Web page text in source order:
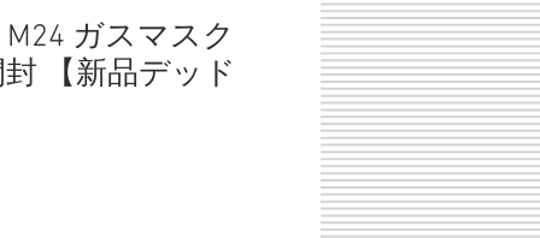
ガスマスク
【新品デッド